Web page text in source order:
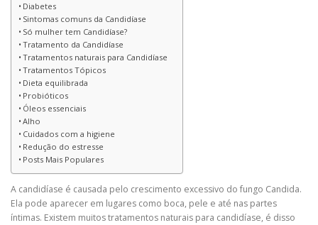
Diabetes
Sintomas comuns da Candidíase
Só mulher tem Candidíase?
Tratamento da Candidíase
Tratamentos naturais para Candidíase
Tratamentos Tópicos
Dieta equilibrada
Probióticos
Óleos essenciais
Alho
Cuidados com a higiene
Redução do estresse
Posts Mais Populares
A candidíase é causada pelo crescimento excessivo do fungo Candida.
Ela pode aparecer em lugares como boca, pele e até nas partes
íntimas. Existem muitos tratamentos naturais para candidíase, é disso